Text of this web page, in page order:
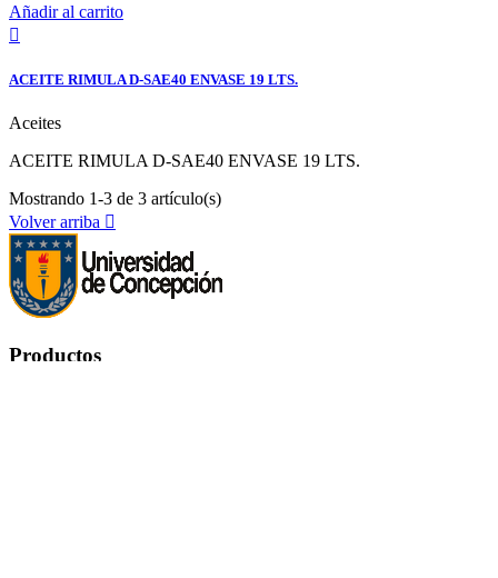
Añadir al carrito

ACEITE RIMULA D-SAE40 ENVASE 19 LTS.
Aceites
ACEITE RIMULA D-SAE40 ENVASE 19 LTS.
Mostrando 1-3 de 3 artículo(s)
Volver arriba 
Productos